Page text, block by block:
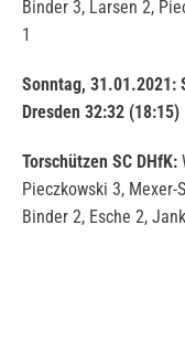
Binder 3, Larsen 2,
1
Sonntag, 31.01.2021:
Dresden 32:32 (18:15)
Torschützen SC DHfK:
Pieczkowski 3, Mexer-
Binder 2, Esche 2,